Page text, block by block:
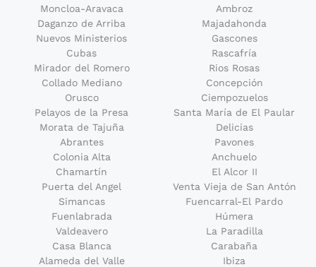
Moncloa-Aravaca
Ambroz
Daganzo de Arriba
Majadahonda
Nuevos Ministerios
Gascones
Cubas
Rascafría
Mirador del Romero
Rios Rosas
Collado Mediano
Concepción
Orusco
Ciempozuelos
Pelayos de la Presa
Santa María de El Paular
Morata de Tajuña
Delicias
Abrantes
Pavones
Colonia Alta
Anchuelo
Chamartín
El Alcor II
Puerta del Angel
Venta Vieja de San Antón
Simancas
Fuencarral-El Pardo
Fuenlabrada
Húmera
Valdeavero
La Paradilla
Casa Blanca
Carabaña
Alameda del Valle
Ibiza